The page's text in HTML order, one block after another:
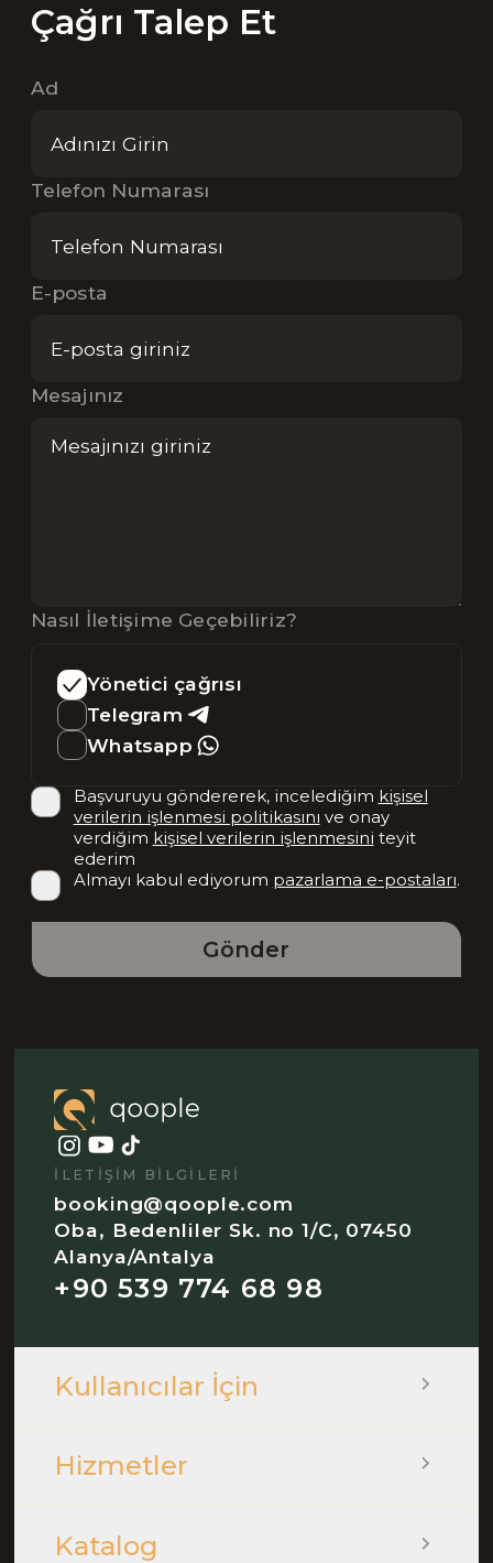
Çağrı Talep Et
Ad
Telefon Numarası
E-posta
Mesajınız
Nasıl İletişime Geçebiliriz?
Yönetici çağrısı
Telegram
Whatsapp
Başvuruyu göndererek, incelediğim kişisel
verilerin işlenmesi politikasını ve onay
verdiğim kişisel verilerin işlenmesini teyit
ederim
Almayı kabul ediyorum pazarlama e-postaları.
Gönder
İLETIŞIM BILGILERI
booking@qoople.com
Oba, Bedenliler Sk. no 1/C, 07450
Alanya/Antalya
+90 539 774 68 98
Kullanıcılar İçin
Hizmetler
Katalog